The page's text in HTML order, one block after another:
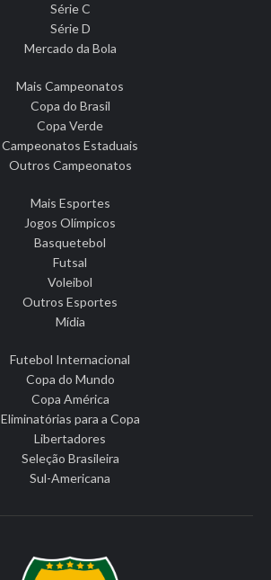
Série C
Série D
Mercado da Bola
Mais Campeonatos
Copa do Brasil
Copa Verde
Campeonatos Estaduais
Outros Campeonatos
Mais Esportes
Jogos Olímpicos
Basquetebol
Futsal
Voleibol
Outros Esportes
Mídia
Futebol Internacional
Copa do Mundo
Copa América
Eliminatórias para a Copa
Libertadores
Seleção Brasileira
Sul-Americana